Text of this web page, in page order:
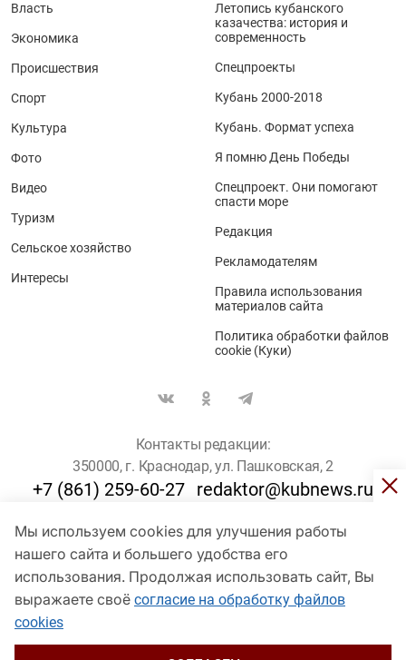
Мы используем cookies для улучшения работы
нашего сайта и большего удобства его
использования. Продолжая использовать сайт, Вы
выражаете своё согласие на обработку файлов
cookies
Власть
Экономика
Происшествия
Спорт
Культура
Фото
Видео
Туризм
Сельское хозяйство
Интересы
Летопись кубанского
казачества: история и
современность
Спецпроекты
Кубань 2000-2018
Кубань. Формат успеха
Я помню День Победы
Спецпроект. Они помогают
спасти море
Редакция
Рекламодателям
Правила использования
материалов сайта
Политика обработки файлов
cookie (Куки)
Контакты редакции:
350000, г. Краснодар, ул. Пашковская, 2
+7 (861) 259-60-27 redaktor@kubnews.ru
Для пользователей старше 16 лет
© Кубанские Новости, 2017
Сетевое издание «kubnews» зарегистрировано Федеральной
службой по надзору в сфере связи, информационных технологий
и массовых коммуникаций (Роскомнадзор). Регистрационный